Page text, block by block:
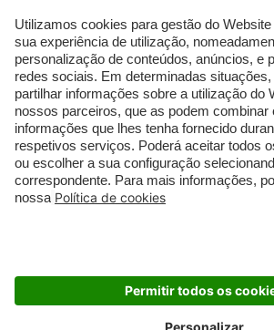
Sérum de Rosto
Body mist & Spray
corporal
Produtos para Cabelo
Homem
Espuma de Limpeza
Facial
Dermocosmética
Perfumes
TOP 10:
Pestanas
Creme